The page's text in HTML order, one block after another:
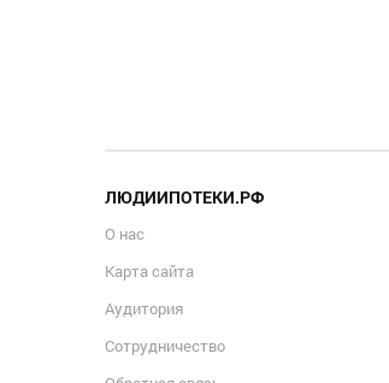
ЛЮДИИПОТЕКИ.РФ
О нас
Карта сайта
Аудитория
Сотрудничество